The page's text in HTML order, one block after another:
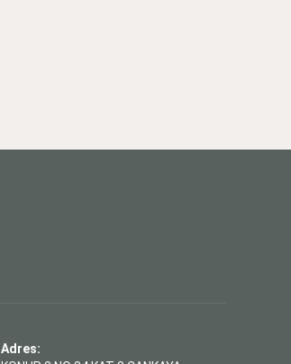
Adres: